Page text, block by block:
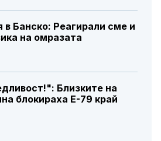
в Банско: Реагирали сме и
на омразата
Близките на
блокираха Е-79 край